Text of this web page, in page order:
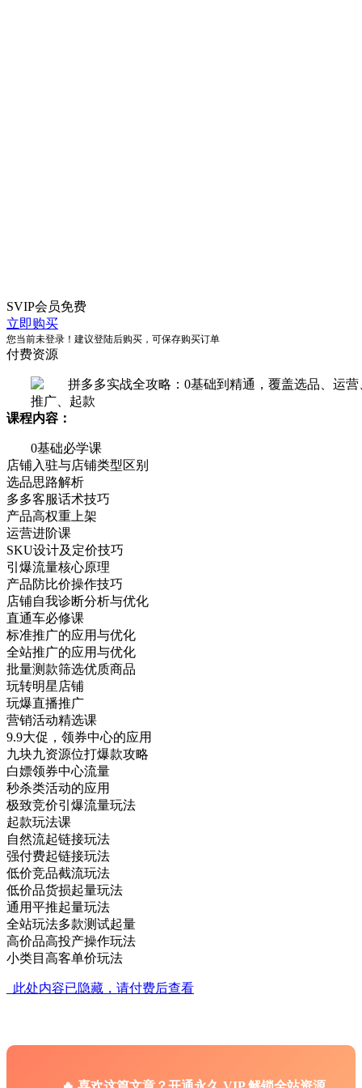
SVIP会员免费
立即购买
您当前未登录！建议登陆后购买，可保存购买订单
付费资源
课程内容：
0基础必学课
店铺入驻与店铺类型区别
选品思路解析
多多客服话术技巧
产品高权重上架
运营进阶课
SKU设计及定价技巧
引爆流量核心原理
产品防比价操作技巧
店铺自我诊断分析与优化
直通车必修课
标准推广的应用与优化
全站推广的应用与优化
批量测款筛选优质商品
玩转明星店铺
玩爆直播推广
营销活动精选课
9.9大促，领券中心的应用
九块九资源位打爆款攻略
白嫖领券中心流量
秒杀类活动的应用
极致竞价引爆流量玩法
起款玩法课
自然流起链接玩法
强付费起链接玩法
低价竞品截流玩法
低价品货损起量玩法
通用平推起量玩法
全站玩法多款测试起量
高价品高投产操作玩法
小类目高客单价玩法
此处内容已隐藏，请付费后查看